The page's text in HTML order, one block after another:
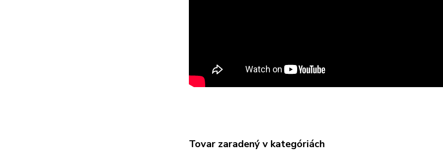
Tovar zaradený v kategóriách